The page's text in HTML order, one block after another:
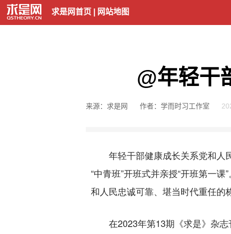
求是网首页 网站地图
@年轻干
来源：求是网 作者：学而时习工作室
年轻干部健康成长关系党和人
“中青班”开班式并亲授“开班第一
和人民忠诚可靠、堪当时代重任的
在2023年第13期《求是》杂志